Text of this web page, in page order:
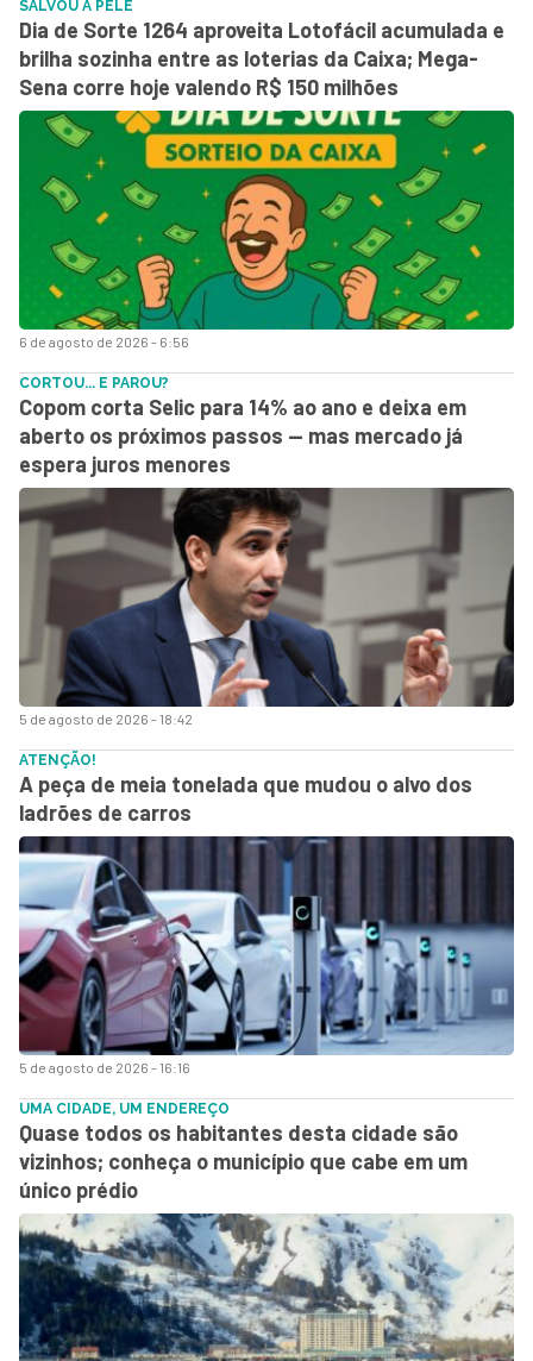
6 de agosto de 2026 - 6:56
SALVOU A PELE
Dia de Sorte 1264 aproveita Lotofácil acumulada e
brilha sozinha entre as loterias da Caixa; Mega-
Sena corre hoje valendo R$ 150 milhões
5 de agosto de 2026 - 18:42
CORTOU... E PAROU?
Copom corta Selic para 14% ao ano e deixa em
aberto os próximos passos — mas mercado já
espera juros menores
5 de agosto de 2026 - 16:16
ATENÇÃO!
A peça de meia tonelada que mudou o alvo dos
ladrões de carros
UMA CIDADE, UM ENDEREÇO
Quase todos os habitantes desta cidade são
vizinhos; conheça o município que cabe em um
único prédio